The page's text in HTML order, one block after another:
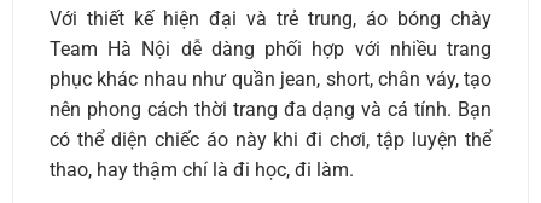
Với thiết kế hiện đại và trẻ trung, áo bóng chày
Team Hà Nội dễ dàng phối hợp với nhiều trang
phục khác nhau như quần jean, short, chân váy, tạo
nên phong cách thời trang đa dạng và cá tính. Bạn
có thể diện chiếc áo này khi đi chơi, tập luyện thể
thao, hay thậm chí là đi học, đi làm.